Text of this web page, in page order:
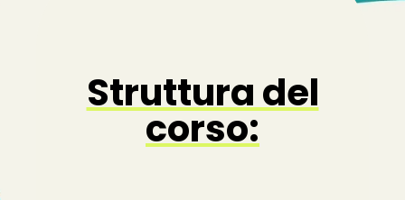
Struttura del
corso: